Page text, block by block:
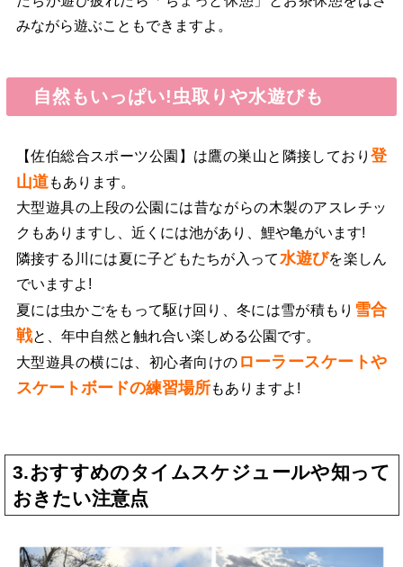
みながら遊ぶこともできますよ。
自然もいっぱい!虫取りや水遊びも
【佐伯総合スポーツ公園】は鷹の巣山と隣接しており登
山道もあります。
大型遊具の上段の公園には昔ながらの木製のアスレチッ
クもありますし、近くには池があり、鯉や亀がいます!
隣接する川には夏に子どもたちが入って水遊びを楽しん
でいますよ!
夏には虫かごをもって駆け回り、冬には雪が積もり 雪合
戦と、年中自然と触れ合い楽しめる公園です。
大型遊具の横には、初心者向けの ローラースケートや
スケートボードの練習場所もありますよ!
3.おすすめのタイムスケジュールや知って
おきたい注意点